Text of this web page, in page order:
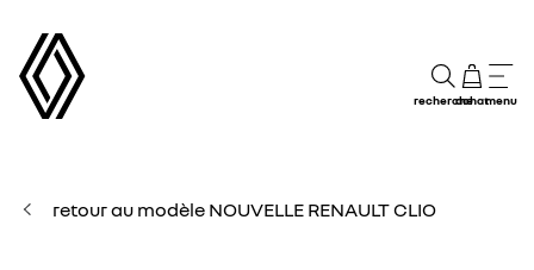
rechercheachatmenu
retour au modèle NOUVELLE RENAULT CLIO